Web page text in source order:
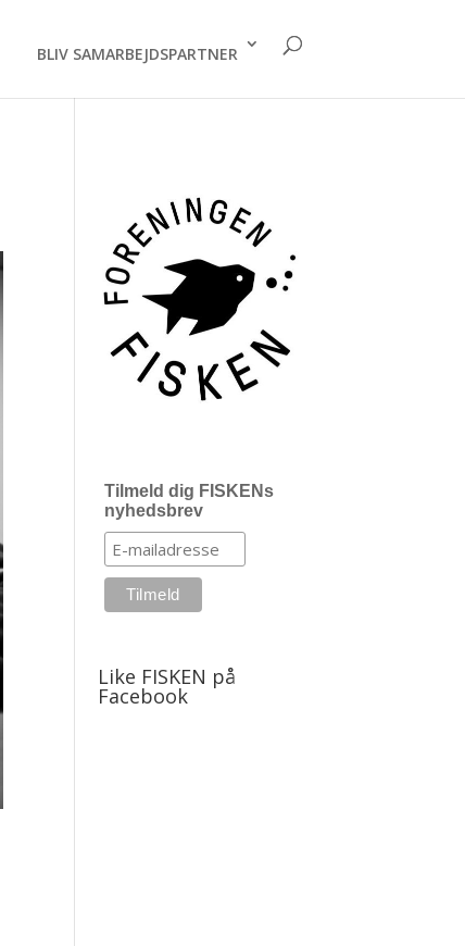
BLIV SAMARBEJDSPARTNER
Tilmeld dig FISKENs
nyhedsbrev
Like FISKEN på
Facebook